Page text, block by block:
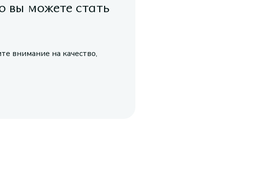
вы можете стать
внимание на качество,